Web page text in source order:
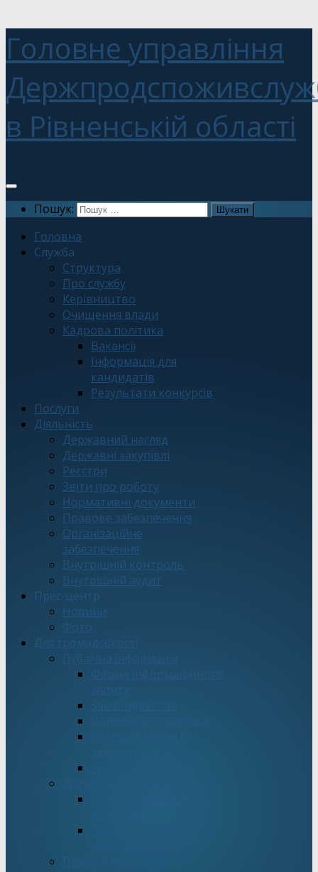
Головне управління
в Рівненській області
Пошук:
Головна
Служба
Структура
Про службу
Керівництво
Очищення влади
Кадрова політика
Вакансії
Інформація для
кандидатів
Результати конкурсів
Послуги
Діяльність
Державний нагляд
Державні закупівлі
Реєстри
Звіти про роботу
Нормативні документи
Правове забезпечення
Організаційне
забезпечення
Внутрішній контроль
Внутрішній аудит
Прес-центр
Новини
Фото
Для громадськості